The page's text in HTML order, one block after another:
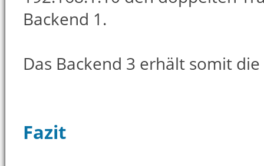
Backend 1.
Das Backend 3 erhält somit
Fazit